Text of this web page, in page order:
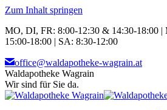
Zum Inhalt springen
MO, DI, FR: 8:00-12:30 & 14:30-18:00
15:00-18:00 | SA: 8:30-12:00
office@waldapotheke-wagrain.at
Waldapotheke Wagrain
Wir sind für Sie da.